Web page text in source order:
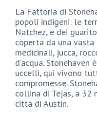
La Fattoria di
popoli indigeni: le
Natchez, e dei
coperta da una
medicinali, jucca,
d’acqua.
uccelli, qui vivono
compromesse.
collina di Tejas, a 32
città di Austin.